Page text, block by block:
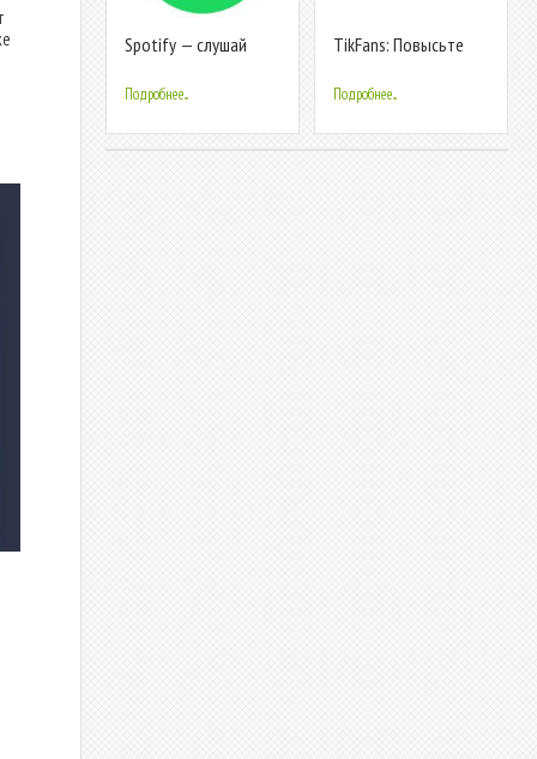
Spotify — слушай
Подробнее...
TikFans: Повысьте
лайков на TikTok
Подробнее...